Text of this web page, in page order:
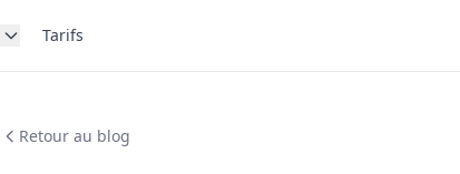
Tarifs
Retour au blog